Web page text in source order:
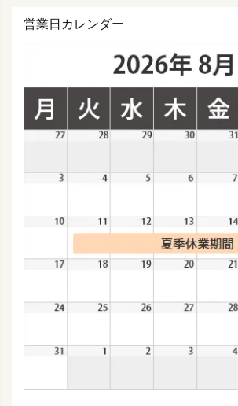
営業日カレンダー